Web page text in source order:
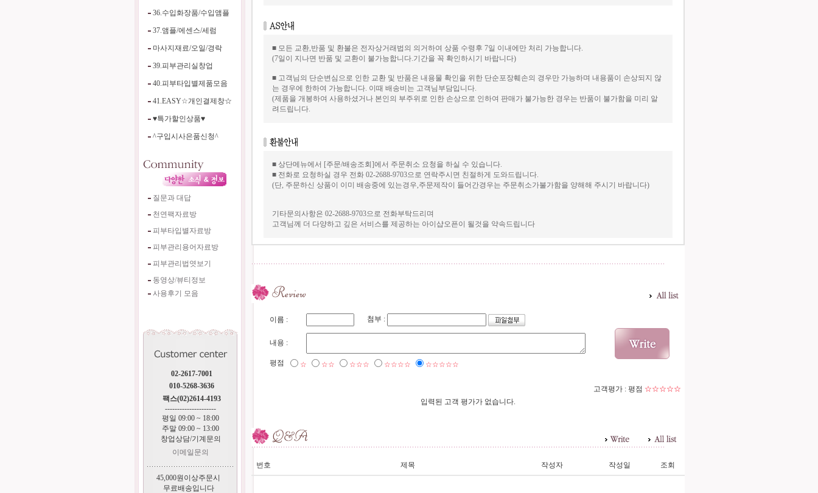
36.수입화장품/수입앰플
37.앰플/에센스/세럼
마사지재료/오일/경락
39.피부관리실창업
40.피부타입별제품모음
41.EASY☆개인결제창☆
♥특가할인상품♥
^구입시사은품신청^
질문과 대답
천연팩자료방
피부타입별자료방
피부관리용어자료방
피부관리법엿보기
동영상/뷰티정보
사용후기 모음
02-2617-7001
010-5268-3636
팩스(02)2614-4193
---------------------
평일 09:00 ~ 18:00
주말 09:00 ~ 13:00
창업상담/기계문의
이메일문의
45,000원이상주문시
무료배송입니다
■ 모든 교환,반품 및 환불은 전자상거래법의 의거하여 상품 수령후 7일 이내에만 처리 가능합니다.
(7일이 지나면 반품 및 교환이 불가능합니다.기간을 꼭 확인하시기 바랍니다)
■ 고객님의 단순변심으로 인한 교환 및 반품은 내용물 확인을 위한 단순포장훼손의 경우만 가능하며 내용품이 손상되지 않
는 경우에 한하여 가능합니다. 이때 배송비는 고객님부담입니다.
(제품을 개봉하여 사용하셨거나 본인의 부주위로 인한 손상으로 인하여 판매가 불가능한 경우는 반품이 불가함을 미리 알
려드립니다.
■ 상단메뉴에서 [주문/배송조회]에서 주문취소 요청을 하실 수 있습니다.
■ 전화로 요청하실 경우 전화 02-2688-9703으로 연락주시면 친절하게 도와드립니다.
(단, 주문하신 상품이 이미 배송중에 있는경우,주문제작이 들어간경우는 주문취소가불가함을 양해해 주시기 바랍니다)
기타문의사항은 02-2688-9703으로 전화부탁드리며
고객님께 더 다양하고 깊은 서비스를 제공하는 아이샵오픈이 될것을 약속드립니다
이름 : 첨부 :
내용 :
평점 ☆ ☆☆ ☆☆☆ ☆☆☆☆ ☆☆☆☆☆
고객평가 : 평점 ☆☆☆☆☆
입력된 고객 평가가 없습니다.
번호 제목 작성자 작성일 조회